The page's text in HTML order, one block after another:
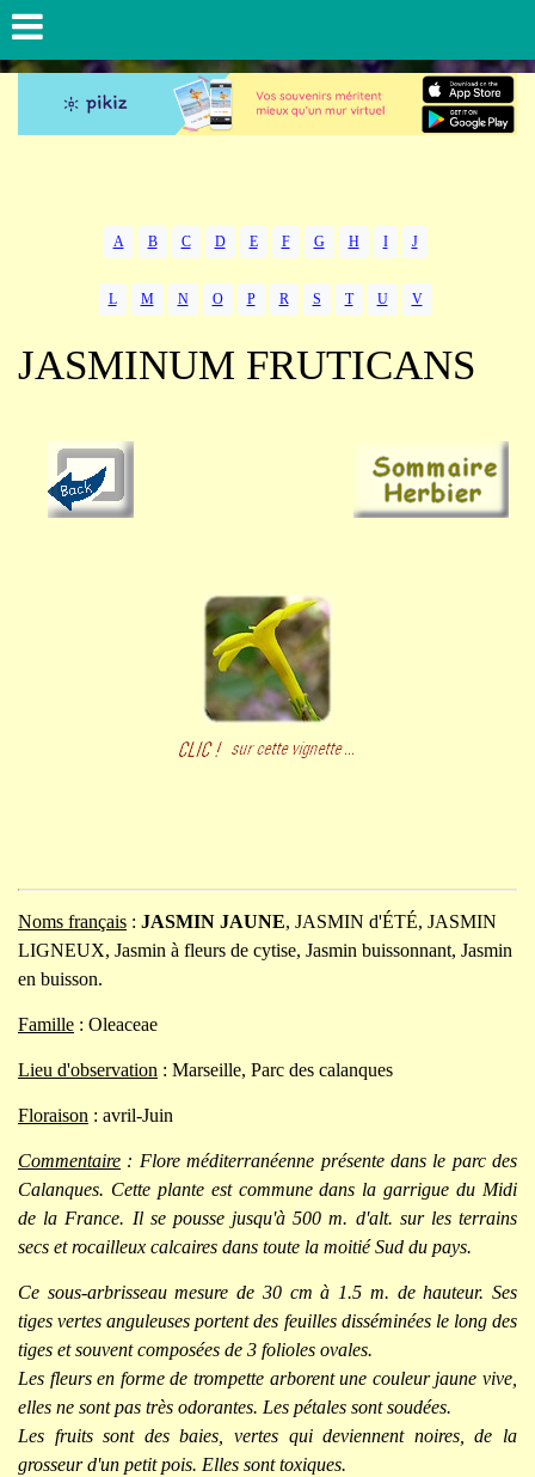
A B C D E F G H I J
L M N O P R S T U V
JASMINUM FRUTICANS
Noms français : JASMIN JAUNE, JASMIN d'ÉTÉ, JASMIN
LIGNEUX, Jasmin à fleurs de cytise, Jasmin buissonnant, Jasmin
en buisson.
Famille : Oleaceae
Lieu d'observation : Marseille, Parc des calanques
Floraison : avril-Juin
Commentaire : Flore méditerranéenne présente dans le parc des
Calanques. Cette plante est commune dans la garrigue du Midi
de la France. Il se pousse jusqu'à 500 m. d'alt. sur les terrains
secs et rocailleux calcaires dans toute la moitié Sud du pays.
Ce sous-arbrisseau mesure de 30 cm à 1.5 m. de hauteur. Ses
tiges vertes anguleuses portent des feuilles disséminées le long des
tiges et souvent composées de 3 folioles ovales.
Les fleurs en forme de trompette arborent une couleur jaune vive,
elles ne sont pas très odorantes. Les pétales sont soudées.
Les fruits sont des baies, vertes qui deviennent noires, de la
grosseur d'un petit pois. Elles sont toxiques.